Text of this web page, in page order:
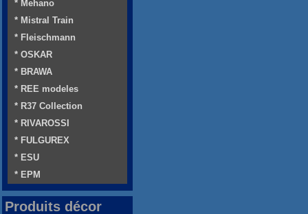
* Mehano
* Mistral Train
* Fleischmann
* OSKAR
* BRAWA
* REE modeles
* R37 Collection
* RIVAROSSI
* FULGUREX
* ESU
* EPM
Produits décor